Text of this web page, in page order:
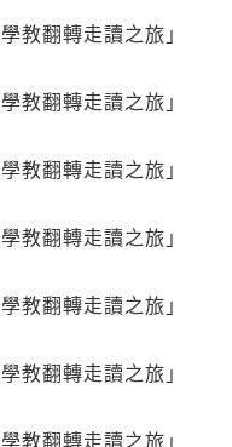
教翻轉走讀之旅」
教翻轉走讀之旅」
教翻轉走讀之旅」
教翻轉走讀之旅」
教翻轉走讀之旅」
教翻轉走讀之旅」
教翻轉走讀之旅」